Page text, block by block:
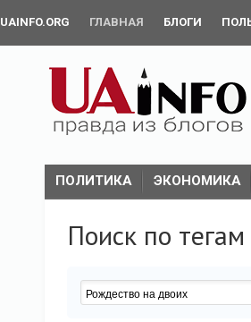
UAINFO.ORG ГЛАВНАЯ БЛОГИ
ПОЛИТИКА ЭКОНОМИКА
Поиск по тегам